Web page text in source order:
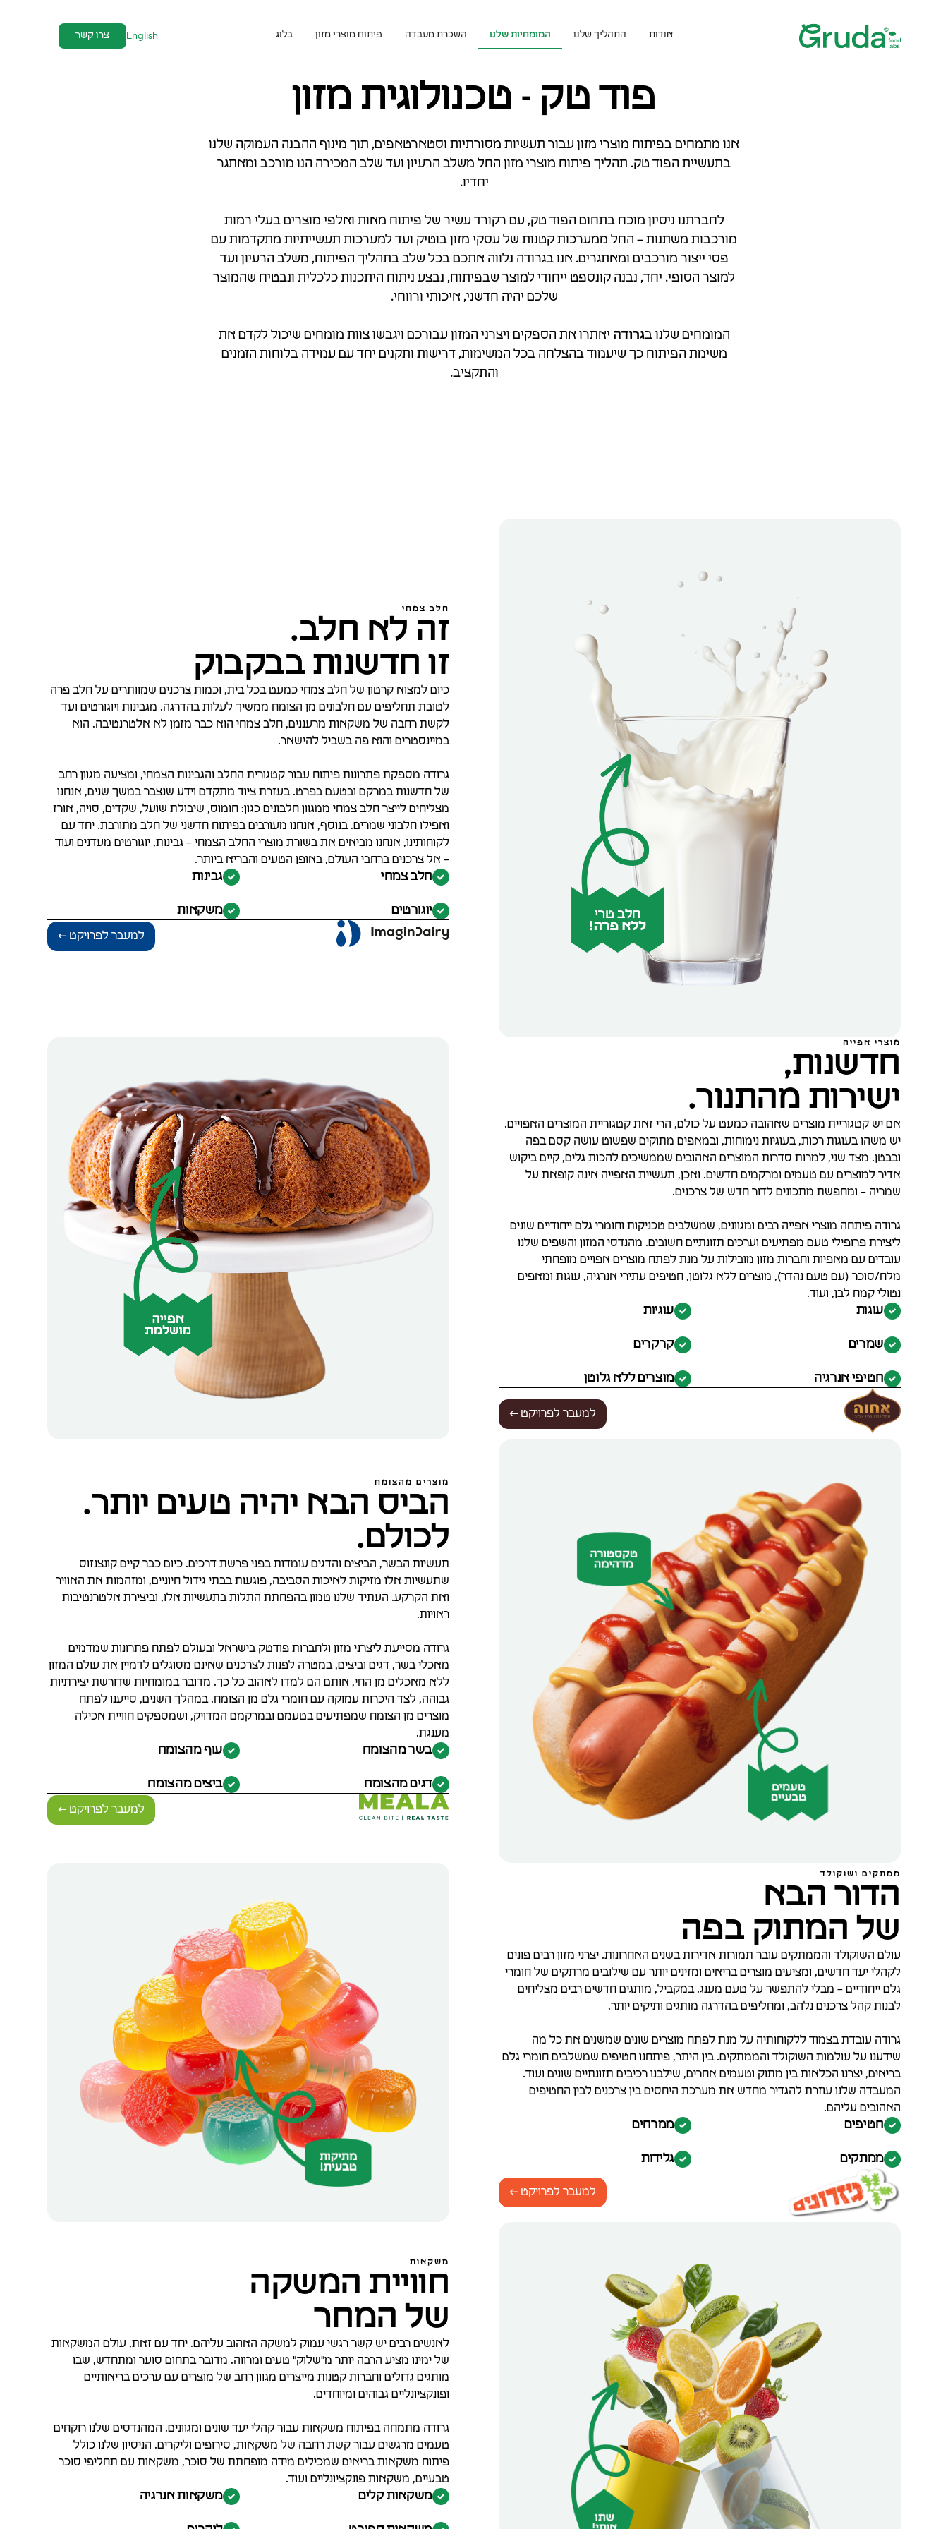
אודות התהליך שלנו המומחיות שלנו השכרת מעבדה פיתוח מוצרי מזון בלוג English צרו קשר
פוד טק - טכנולוגית מזון
אנו מתמחים בפיתוח מוצרי מזון עבור תעשיות מסורתיות וסטארטאפים, תוך מינוף ההבנה העמוקה שלנו
בתעשיית הפוד טק. תהליך פיתוח מוצרי מזון החל משלב הרעיון ועד שלב המכירה הנו מורכב ומאתגר
יחדיו.
לחברתנו ניסיון מוכח בתחום הפוד טק, עם רקורד עשיר של פיתוח מאות ואלפי מוצרים בעלי רמות
מורכבות משתנות – החל ממערכות קטנות של עסקי מזון בוטיק ועד למערכות תעשייתיות מתקדמות עם
פסי ייצור מורכבים ומאתגרים. אנו בגרודה נלווה אתכם בכל שלב בתהליך הפיתוח, משלב הרעיון ועד
למוצר הסופי. יחד, נבנה קונספט ייחודי למוצר שבפיתוח, נבצע ניתוח היתכנות כלכלית ונבטיח שהמוצר
שלכם יהיה חדשני, איכותי ורווחי.
המומחים שלנו בגרודה יאתרו את הספקים ויצרני המזון עבורכם ויגבשו צוות מומחים שיכול לקדם את
משימת הפיתוח כך שיעמוד בהצלחה בכל המשימות, דרישות ותקנים יחד עם עמידה בלוחות הזמנים
והתקציב.
חלב צמחי
זה לא חלב.
זו חדשנות בבקבוק
כיום למצוא קרטון של חלב צמחי כמעט בכל בית, וכמות צרכנים שמוותרים על חלב פרה
לטובת תחליפים עם חלבונים מן הצומח ממשיך לעלות בהדרגה. מגבינות ויוגורטים ועד
לקשת רחבה של משקאות מרעננים, חלב צמחי הוא כבר מזמן לא אלטרנטיבה. הוא
במיינסטרים והוא פה בשביל להישאר.
גרודה מספקת פתרונות פיתוח עבור קטגורית החלב והגבינות הצמחי, ומציעה מגוון רחב
של חדשנות במרקם ובטעם בפרט. בעזרת ציוד מתקדם וידע שנצבר במשך שנים, אנחנו
מצליחים לייצר חלב צמחי ממגוון חלבונים כגון: חומוס, שיבולת שועל, שקדים, סויה, אורז
ואפילו חלבוני שמרים. בנוסף, אנחנו מעורבים בפיתוח חדשני של חלב מתורבת. יחד עם
לקוחותינו, אנחנו מביאים את בשורת מוצרי החלב הצמחי – גבינות, יוגורטים מעדנים ועוד
– אל צרכנים ברחבי העולם, באופן הטעים והבריא ביותר.
חלב צמחי גבינות
יוגורטים משקאות
למעבר לפרויקט ←
מוצרי אפייה
חדשנות,
ישירות מהתנור.
אם יש קטגוריית מוצרים שאהובה כמעט על כולם, הרי זאת קטגוריית המוצרים האפויים.
יש משהו בעוגות רכות, בעוגיות נימוחות, ובמאפים מתוקים שפשוט עושה קסם בפה
ובבטן. מצד שני, למרות סדרות המוצרים האהובים שממשיכים להכות גלים, קיים ביקוש
אדיר למוצרים עם טעמים ומרקמים חדשים. ואכן, תעשיית האפייה אינה קופאת על
שמריה – ומחפשת מתכונים לדור חדש של צרכנים.
גרודה פיתחה מוצרי אפייה רבים ומגוונים, שמשלבים טכניקות וחומרי גלם ייחודיים שונים
ליצירת פרופילי טעם מפתיעים וערכים תזונתיים חשובים. מהנדסי המזון והשפים שלנו
עובדים עם מאפיות וחברות מזון מובילות על מנת לפתח מוצרים אפויים מופחתי
מלח/סוכר (עם טעם נהדר), מוצרים ללא גלוטן, חטיפים עתירי אנרגיה, עוגות ומאפים
נטולי קמח לבן, ועוד.
עוגות עוגיות
שמרים קרקרים
חטיפי אנרגיה מוצרים ללא גלוטן
למעבר לפרויקט ←
מוצרים מהצומח
הביס הבא יהיה טעים יותר.
לכולם.
תעשיות הבשר, הביצים והדגים עומדות בפני פרשת דרכים. כיום כבר קיים קונצנזוס
שתעשיות אלו מזיקות לאיכות הסביבה, פוגעות בבתי גידול חיוניים, ומזהמות את האוויר
ואת הקרקע. העתיד שלנו טמון בהפחתת התלות בתעשיות אלו, וביצירת אלטרנטיבות
ראויות.
גרודה מסייעת ליצרני מזון ולחברות פודטק בישראל ובעולם לפתח פתרונות שמדמים
מאכלי בשר, דגים וביצים, במטרה לפנות לצרכנים שאינם מסוגלים לדמיין את עולם המזון
ללא מאכלים מן החי, אותם הם למדו לאהוב כל כך. מדובר במומחיות שדורשת יצירתיות
גבוהה, לצד היכרות עמוקה עם חומרי גלם מן הצומח. במהלך השנים, סייענו לפתח
מוצרים מן הצומח שמפתיעים בטעמם ובמרקמם המדויק, ושמספקים חוויית אכילה
מענגת.
בשר מהצומח עוף מהצומח
דגים מהצומח ביצים מהצומח
למעבר לפרויקט ←
ממתקים ושוקולד
הדור הבא
של המתוק בפה
עולם השוקולד והממתקים עובר תמורות אדירות בשנים האחרונות. יצרני מזון רבים פונים
לקהלי יעד חדשים, ומציעים מוצרים בריאים ומזינים יותר עם שילובים מרתקים של חומרי
גלם ייחודיים – מבלי להתפשר על טעם מענג. במקביל, מותגים חדשים רבים מצליחים
לבנות קהל צרכנים נלהב, ומחליפים בהדרגה מותגים ותיקים יותר.
גרודה עובדת בצמוד ללקוחותיה על מנת לפתח מוצרים שונים שמשנים את כל מה
שידענו על עולמות השוקולד והממתקים. בין היתר, פיתחנו חטיפים שמשלבים חומרי גלם
בריאים, יצרנו הכלאות בין מתוק וטעמים אחרים, שילבנו רכיבים תזונתיים שונים ועוד.
המעבדה שלנו עוזרת להגדיר מחדש את מערכת היחסים בין צרכנים לבין החטיפים
האהובים עליהם.
חטיפים ממרחים
ממתקים גלידות
למעבר לפרויקט ←
משקאות
חוויית המשקה
של המחר
לאנשים רבים יש קשר רגשי עמוק למשקה האהוב עליהם. יחד עם זאת, עולם המשקאות
של ימינו מציע הרבה יותר מ"שלוק" טעים ומרווה. מדובר בתחום סוער ומתחדש, שבו
מותגים גדולים וחברות קטנות מייצרים מגוון רחב של מוצרים עם ערכים בריאותיים
ופונקציונליים גבוהים ומיוחדים.
גרודה מתמחה בפיתוח משקאות עבור קהלי יעד שונים ומגוונים. המהנדסים שלנו רוקחים
טעמים מרגשים עבור קשת רחבה של משקאות, סירופים וליקרים. הניסיון שלנו כולל
פיתוח משקאות בריאים שמכילים מידה מופחתת של סוכר, משקאות עם תחליפי סוכר
טבעיים, משקאות פונקציונליים ועוד.
משקאות קלים משקאות אנרגיה